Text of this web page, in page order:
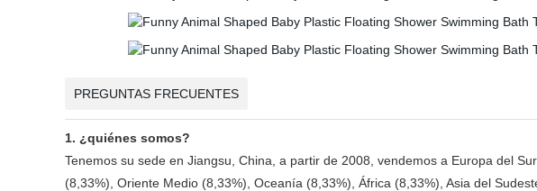
PREGUNTAS FRECUENTES
1. ¿quiénes somos?
Tenemos su sede en Jiangsu, China, a partir de 2008, vendemos a Europa del
(8,33%), Oriente Medio (8,33%), Oceanía (8,33%), África (8,33%), Asia del